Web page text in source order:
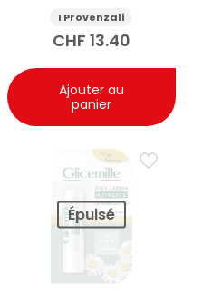
imperfection à la
lavande biologique
I Provenzali
CHF 13.40
Ajouter au
panier
Épuisé